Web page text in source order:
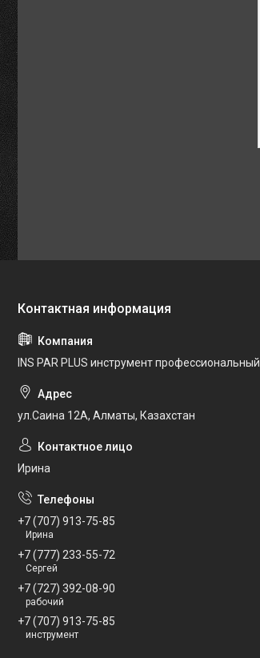
INS PAR PLUS инструмент профессиональный
ул.Саина 12А, Алматы, Казахстан
Ирина
+7 (707) 913-75-85
Ирина
+7 (777) 233-55-72
Сергей
+7 (727) 392-08-90
рабочий
+7 (707) 913-75-85
инструмент